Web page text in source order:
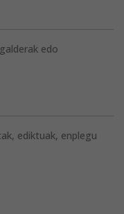
edo
ediktuak, enplegu